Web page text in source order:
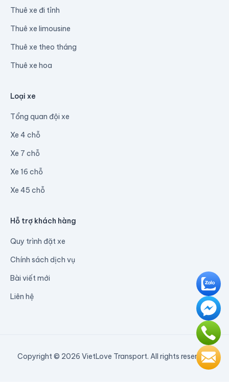
Thuê xe đi tỉnh
Thuê xe limousine
Thuê xe theo tháng
Thuê xe hoa
Loại xe
Tổng quan đội xe
Xe 4 chỗ
Xe 7 chỗ
Xe 16 chỗ
Xe 45 chỗ
Hỗ trợ khách hàng
Quy trình đặt xe
Chính sách dịch vụ
Bài viết mới
Liên hệ
Copyright © 2026 VietLove Transport. All rights reserved.